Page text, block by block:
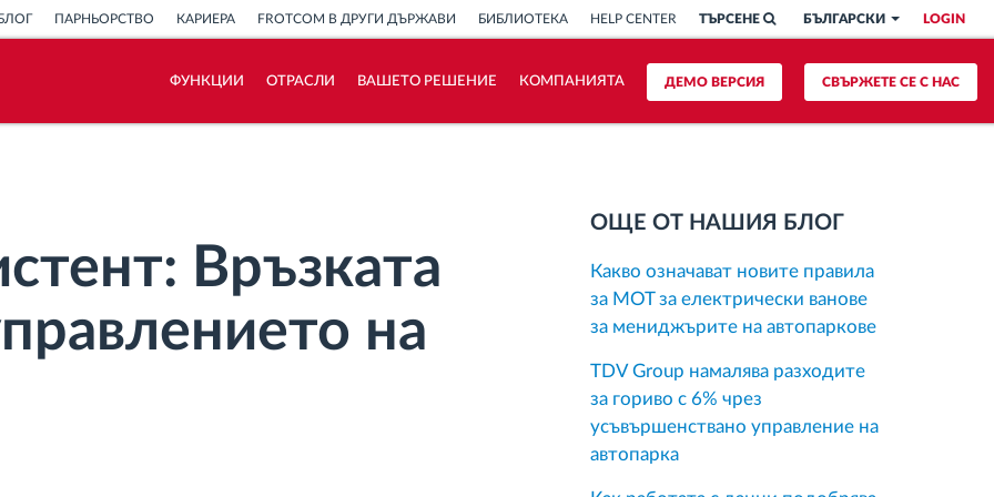
LOGIN
БЪЛГАРСКИ
ТЪРСЕНЕ
ПАРНЬОРСТВО КАРИЕРА FROTCOM В ДРУГИ ДЪРЖАВИ БИБЛИОТЕКА HELP CENTER
СВЪРЖЕТЕ СЕ С НАС
ДЕМО ВЕРСИЯ
ФУНКЦИИ ОТРАСЛИ ВАШЕТО РЕШЕНИЕ КОМПАНИЯТА
Връзката
на
ОЩЕ ОТ НАШИЯ БЛОГ
Какво означават новите правила
за MOT за електрически ванове
за мениджърите на автопаркове
TDV Group намалява разходите
за гориво с 6% чрез
усъвършенствано управление на
автопарка